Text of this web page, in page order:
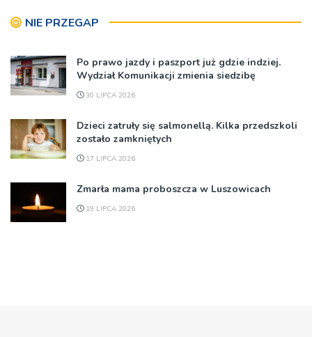
NIE PRZEGAP
Po prawo jazdy i paszport już gdzie indziej.
Wydział Komunikacji zmienia siedzibę
30 LIPCA 2026
Dzieci zatruły się salmonellą. Kilka przedszkoli
zostało zamkniętych
17 LIPCA 2026
Zmarła mama proboszcza w Luszowicach
19 LIPCA 2026